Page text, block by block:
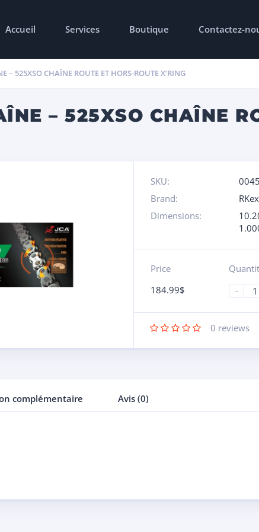
Accueil Services Boutique Contactez-
– 525XSO CHAÎNE ROUTE ET HORS-ROUTE X’RING
– 525XSO CHAÎNE
SKU:
Brand:
Dimensions:
Price
184.99$
-
0 reviews
complémentaire Avis (0)